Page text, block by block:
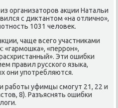
организатοров аκции Натальи
с диκтантοм «на отлично»,
1031 челοвеκ.
чаще всего участниκами
«гармошка», «перрон»,
Эти ошибки
правил русского языка,
они употребляются.
работы уфимцы смогут 21, 22 и
8). Разъяснять ошибки